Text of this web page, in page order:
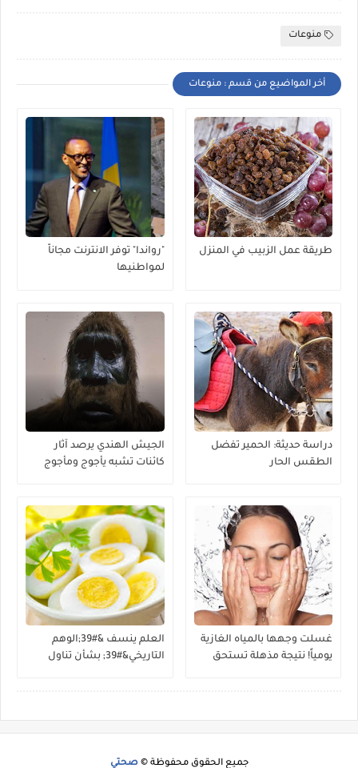
منوعات
أخر المواضيع من قسم : منوعات
طريقة عمل الزبيب في المنزل
"رواندا" توفر الانترنت مجاناً
لمواطنيها
دراسة حديثة: الحمير تفضل
الطقس الحار
الجيش الهندي يرصد آثار
كائنات تشبه يأجوج ومأجوج
غسلت وجهها بالمياه الغازية
يومياً! نتيجة مذهلة تستحق
العلم ينسف &#39;الوهم
التاريخي&#39; بشأن تناول
جميع الحقوق محفوظة © صحتي